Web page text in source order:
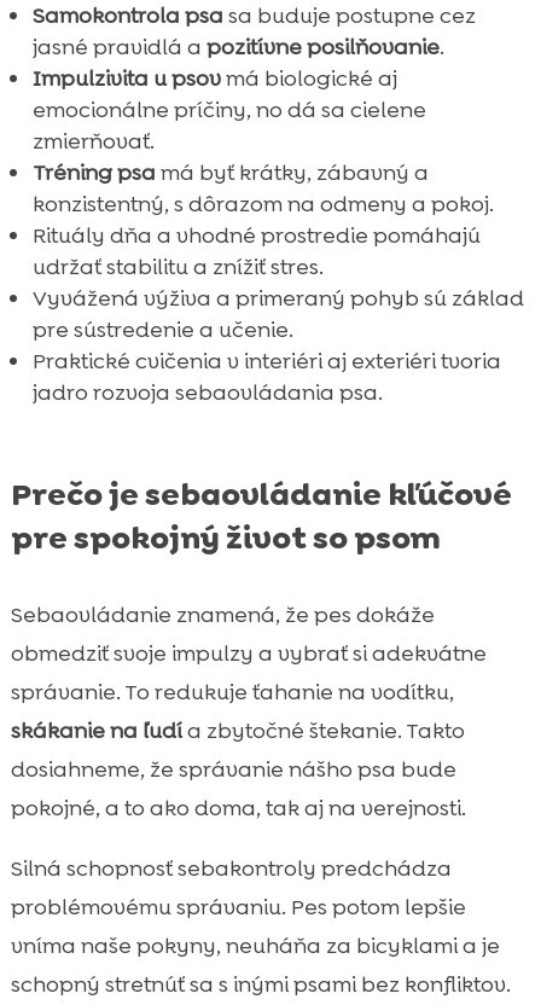
Samokontrola psa sa buduje postupne cez
jasné pravidlá a pozitívne posilňovanie.
Impulzivita u psovmá biologické aj
emocionálne príčiny, no dá sa cielene
zmierňovať.
Tréning psa má byť krátky, zábavný a
konzistentný, s dôrazom na odmeny a pokoj.
Rituály dňa a vhodné prostredie pomáhajú
udržať stabilitu a znížiť stres.
Vyvážená výživa a primeraný pohyb sú základ
pre sústredenie a učenie.
Praktické cvičenia v interiéri aj exteriéri tvoria
jadro rozvoja sebaovládania psa.
Prečo je sebaovládanie kľúčové
pre spokojný život so psom
Sebaovládanie znamená, že pes dokáže
obmedziť svoje impulzy a vybrať si adekvátne
správanie. To redukuje ťahanie na vodítku,
skákanie na ľudía zbytočné štekanie. Takto
dosiahneme, že správanie nášho psa bude
pokojné, a to ako doma, tak aj na verejnosti.
Silná schopnosť sebakontroly predchádza
problémovému správaniu. Pes potom lepšie
vníma naše pokyny, neuháňa za bicyklami a je
schopný stretnúť sa s inými psami bez konfliktov.